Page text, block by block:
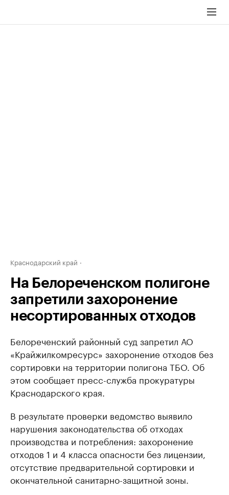
Краснодарский край
На Белореченском полигоне
запретили захоронение
несортированных отходов
Белореченский районный суд запретил АО
«Крайжилкомресурс» захоронение отходов без
сортировки на территории полигона ТБО. Об
этом сообщает пресс-служба прокуратуры
Краснодарского края.
В результате проверки ведомство выявило
нарушения законодательства об отходах
производства и потребления: захоронение
отходов 1 и 4 класса опасности без лицензии,
отсутствие предварительной сортировки и
окончательной санитарно-защитной зоны.